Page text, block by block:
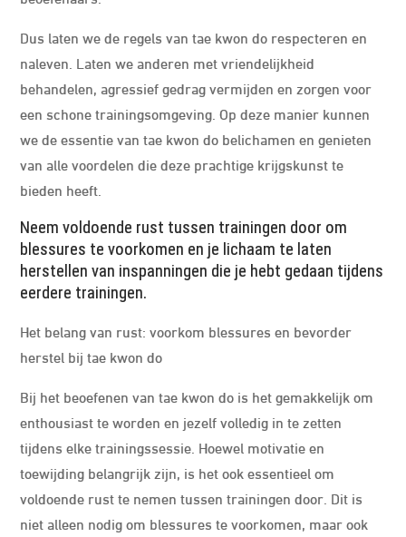
Dus laten we de regels van tae kwon do respecteren en
naleven. Laten we anderen met vriendelijkheid
behandelen, agressief gedrag vermijden en zorgen voor
een schone trainingsomgeving. Op deze manier kunnen
we de essentie van tae kwon do belichamen en genieten
van alle voordelen die deze prachtige krijgskunst te
bieden heeft.
Neem voldoende rust tussen trainingen door om
blessures te voorkomen en je lichaam te laten
herstellen van inspanningen die je hebt gedaan tijdens
eerdere trainingen.
Het belang van rust: voorkom blessures en bevorder
herstel bij tae kwon do
Bij het beoefenen van tae kwon do is het gemakkelijk om
enthousiast te worden en jezelf volledig in te zetten
tijdens elke trainingssessie. Hoewel motivatie en
toewijding belangrijk zijn, is het ook essentieel om
voldoende rust te nemen tussen trainingen door. Dit is
niet alleen nodig om blessures te voorkomen, maar ook